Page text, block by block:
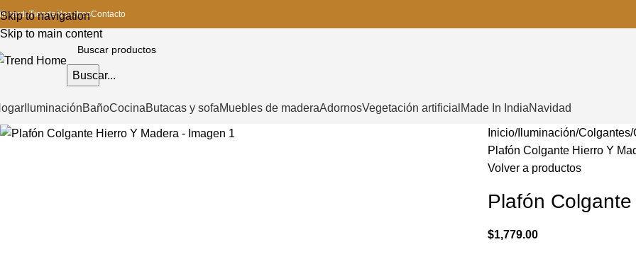
Skip to navigation
Skip to main content
cardsTiendaNosotrosContacto
Buscar...
IluminaciónBañoCocinaButacas y sofaMuebles de maderaAdornosVegetación artificial Made In IndiaNavidad
Inicio Iluminación Colgantes
Plafón Colgante Hierro Y
Volver a productos
Plafón
$1,779.00